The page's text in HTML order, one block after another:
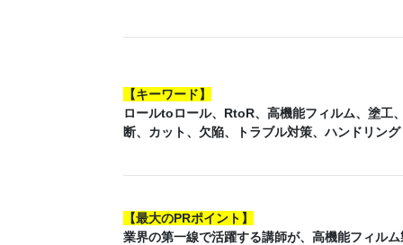
【キーワード】
ロールtoロール、RtoR、高機能フィルム、塗工
断、カット、欠陥、トラブル対策、ハンドリング
【最大のPRポイント】
業界の第一線で活躍する講師が、高機能フィル